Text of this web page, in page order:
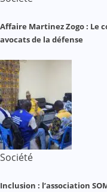
Affaire Martinez Zogo : Le
avocats de la défense
Société
Inclusion : l’association